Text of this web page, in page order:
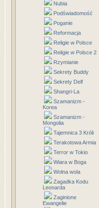
Nubia
Podświadomość
Poganie
Reformacja
Religie w Polsce
Religie w Polsce 2
Rzymianie
Sekrety Buddy
Sekrety Delf
Shangri-La
Szamanizm -
Korea
Szamanizm -
Mongolia
Tajemnica 3 Króli
Terakotowa Armia
Terror w Tokio
Wiara w Boga
Wolna wola
Zagadka Kodu
Leonarda
Zaginione
Ewangelie